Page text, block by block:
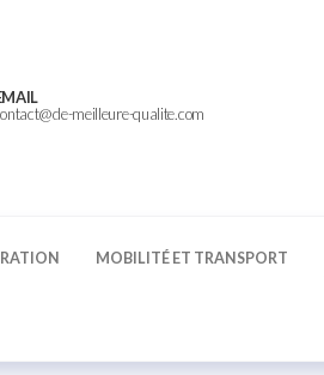
meilleure-qualite.com
MOBILITÉ ET TRANSPORT